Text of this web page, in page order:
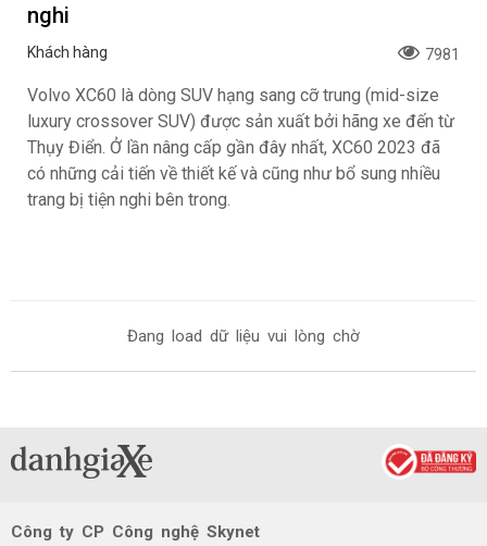
nghi
Khách hàng 7981
Volvo XC60 là dòng SUV hạng sang cỡ trung (mid-size
luxury crossover SUV) được sản xuất bởi hãng xe đến từ
Thụy Điển. Ở lần nâng cấp gần đây nhất, XC60 2023 đã
có những cải tiến về thiết kế và cũng như bổ sung nhiều
trang bị tiện nghi bên trong.
Đang load dữ liệu vui lòng chờ
Công ty CP Công nghệ Skynet